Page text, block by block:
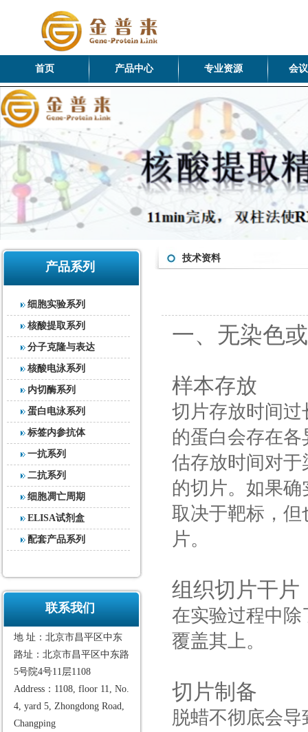
首页 产品中心 专业资源 会
产品系列
细胞实验系列
核酸提取系列
分子克隆与表达
核酸电泳系列
内切酶系列
蛋白电泳系列
标签内参抗体
一抗系列
二抗系列
细胞凋亡周期
ELISA试剂盒
配套产品系列
联系我们
地 址：北京市昌平区中东
路址：北京市昌平区中东路
5号院4号11层1108
Address：1108, floor 11, No.
4, yard 5, Zhongdong Road,
Changping
技术资料
一、无染色
样本存放
切片存放时间
的蛋白会存在
估存放时间对
的切片。如果
取决于靶标，
片。
组织切片干片
在实验过程中
覆盖其上。
切片制备
脱蜡不彻底会